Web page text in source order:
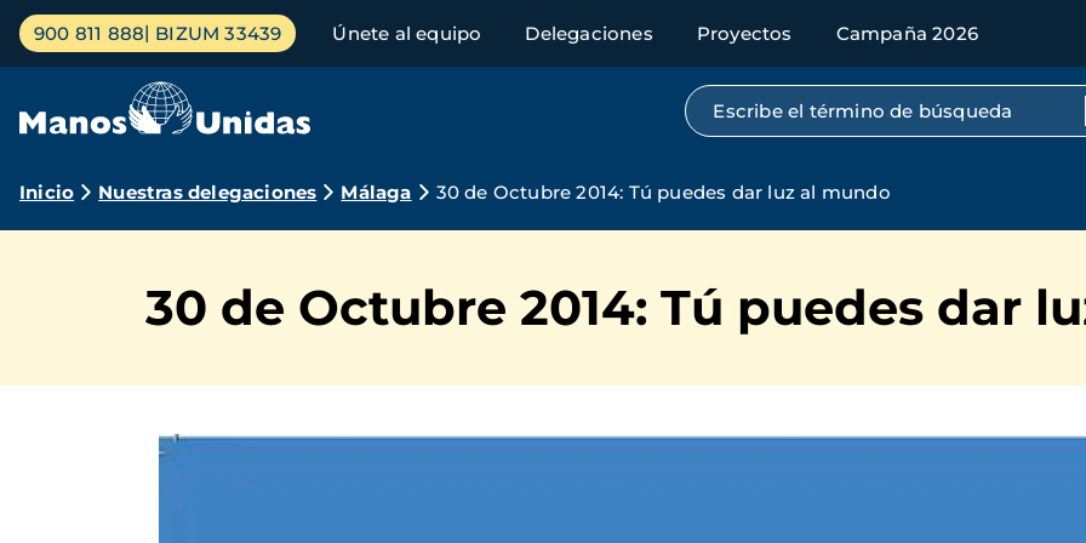
Pasar
contenido
Menú
principal
900 811 888 BIZUM 33439 Únete al equipo Delegaciones Proyectos Campaña 2026
Búsqueda por texto completo
Ruta
navegación
Inicio Nuestras delegaciones Málaga 30 de Octubre 2014: Tú puedes dar luz al mundo
30 de Octubre 2014: Tú puedes dar